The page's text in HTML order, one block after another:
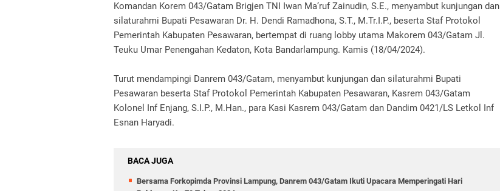
Komandan Korem 043/Gatam Brigjen TNI Iwan Ma’ruf Zainudin, S.E., menyambut kunjungan dan
silaturahmi Bupati Pesawaran Dr. H. Dendi Ramadhona, S.T., M.Tr.I.P., beserta Staf Protokol
Pemerintah Kabupaten Pesawaran, bertempat di ruang lobby utama Makorem 043/Gatam Jl.
Teuku Umar Penengahan Kedaton, Kota Bandarlampung. Kamis (18/04/2024).
Turut mendampingi Danrem 043/Gatam, menyambut kunjungan dan silaturahmi Bupati
Pesawaran beserta Staf Protokol Pemerintah Kabupaten Pesawaran, Kasrem 043/Gatam
Kolonel Inf Enjang, S.I.P., M.Han., para Kasi Kasrem 043/Gatam dan Dandim 0421/LS Letkol Inf
Esnan Haryadi.
BACA JUGA
Bersama Forkopimda Provinsi Lampung, Danrem 043/Gatam Ikuti Upacara Memperingati Hari